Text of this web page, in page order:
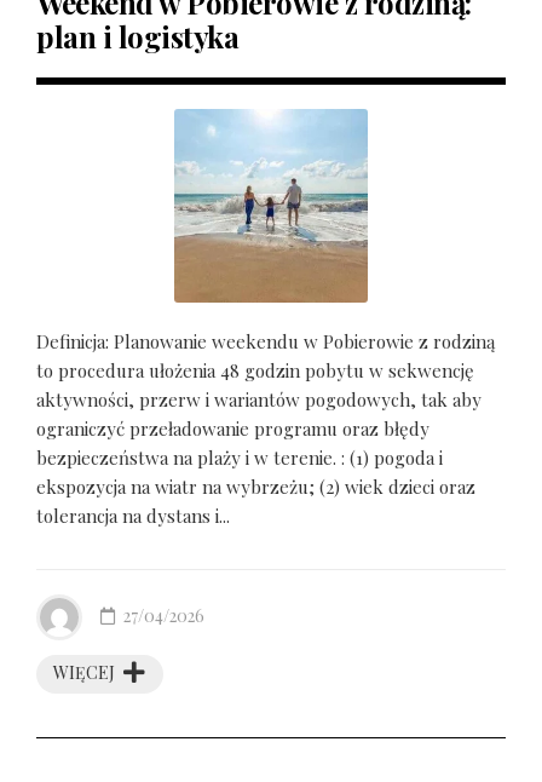
plan i logistyka
Definicja: Planowanie weekendu w Pobierowie z rodziną
to procedura ułożenia 48 godzin pobytu w sekwencję
aktywności, przerw i wariantów pogodowych, tak aby
ograniczyć przeładowanie programu oraz błędy
bezpieczeństwa na plaży i w terenie. : (1) pogoda i
ekspozycja na wiatr na wybrzeżu; (2) wiek dzieci oraz
tolerancja na dystans i...
WIĘCEJ
27/04/2026